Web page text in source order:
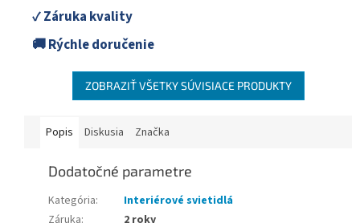
✓ Záruka kvality
🚚 Rýchle doručenie
ZOBRAZIŤ VŠETKY SÚVISIACE PRODUKTY
Popis Diskusia Značka
Dodatočné parametre
Kategória:
Interiérové svietidlá